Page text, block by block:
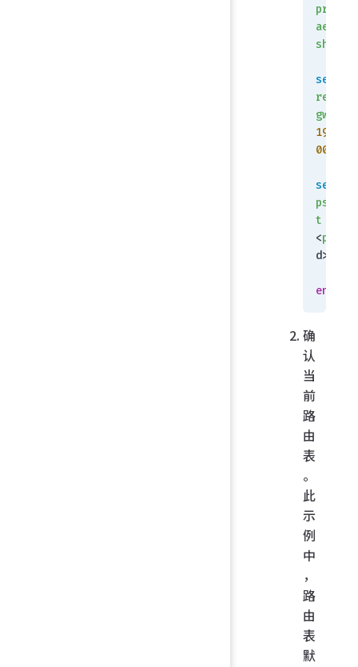
sha256
set
gw
00.10
set
t
<
d>
end
确
认
当
前
路
由
表
。
此
示
例
中
，
路
由
表
默